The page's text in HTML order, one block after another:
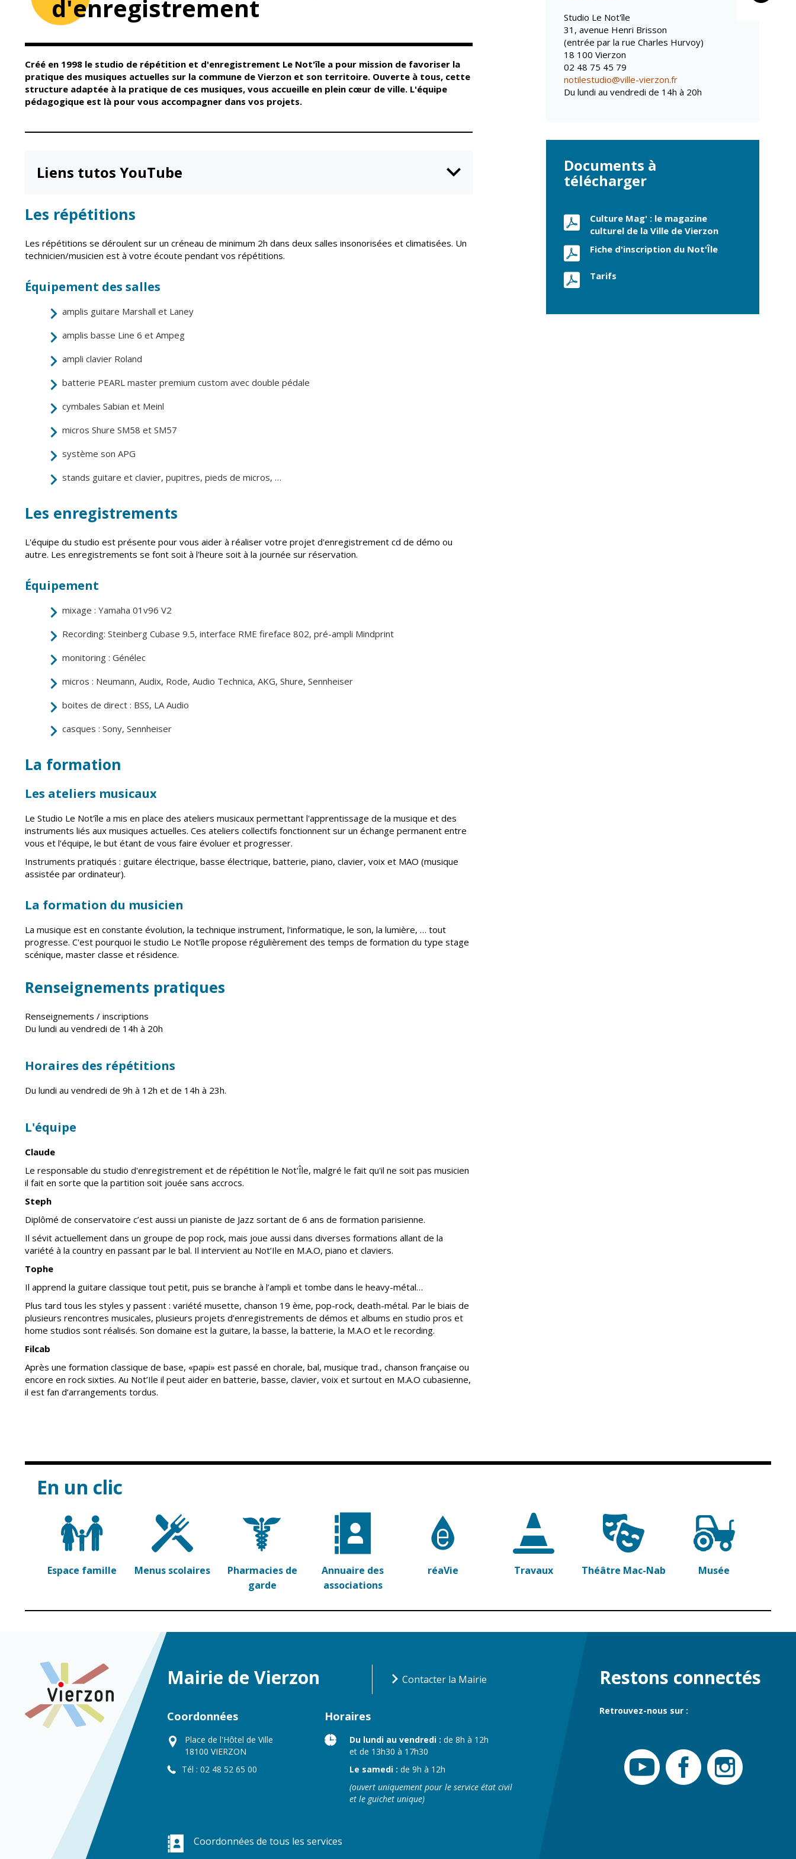
Conseil Municipal
Services de la Ville
Marchés publics
Cimetières
Titres d'identité
État civil
Élections
Publication des
Journal municipal
Agenda
Petite enfance
Multi-accueil
Scolarité
Établissements
scolaires
Espace jeunes
municipale
L'EHPAD
Autonomie
seniors
Santé
Contrat local de
Conservatoire
Ateliers arts
plastiques
Musée
Découvrir
Vierzon
Piscine Charles
Espaces verts
Réglementation
Transports
Tranquillité
Gare de Vierzon
Travaux
Refuge canin
Urbanisme et
Économie et
commerce
Réseau de chaleur
urbain
d'enfants
d'enregistrement
Créé en 1998 le studio de répétition et d'enregistrement Le Not'île a pour mission de favoriser la
pratique des musiques actuelles sur la commune de Vierzon et son territoire. Ouverte à tous, cette
structure adaptée à la pratique de ces musiques, vous accueille en plein cœur de ville. L'équipe
pédagogique est là pour vous accompagner dans vos projets.
Liens tutos YouTube
Les répétitions
Les répétitions se déroulent sur un créneau de minimum 2h dans deux salles insonorisées et climatisées. Un
technicien/musicien est à votre écoute pendant vos répétitions.
Équipement des salles
amplis guitare Marshall et Laney
amplis basse Line 6 et Ampeg
ampli clavier Roland
batterie PEARL master premium custom avec double pédale
cymbales Sabian et Meinl
micros Shure SM58 et SM57
système son APG
stands guitare et clavier, pupitres, pieds de micros, …
Les enregistrements
L'équipe du studio est présente pour vous aider à réaliser votre projet d'enregistrement cd de démo ou
autre. Les enregistrements se font soit à l'heure soit à la journée sur réservation.
Équipement
mixage : Yamaha 01v96 V2
Recording: Steinberg Cubase 9.5, interface RME fireface 802, pré-ampli Mindprint
monitoring : Génélec
micros : Neumann, Audix, Rode, Audio Technica, AKG, Shure, Sennheiser
boites de direct : BSS, LA Audio
casques : Sony, Sennheiser
La formation
Les ateliers musicaux
Le Studio Le Not'île a mis en place des ateliers musicaux permettant l'apprentissage de la musique et des
instruments liés aux musiques actuelles. Ces ateliers collectifs fonctionnent sur un échange permanent entre
vous et l'équipe, le but étant de vous faire évoluer et progresser.
Instruments pratiqués : guitare électrique, basse électrique, batterie, piano, clavier, voix et MAO (musique
assistée par ordinateur).
La formation du musicien
La musique est en constante évolution, la technique instrument, l'informatique, le son, la lumière, … tout
progresse. C'est pourquoi le studio Le Not'île propose régulièrement des temps de formation du type stage
scénique, master classe et résidence.
Renseignements pratiques
Renseignements / inscriptions
Du lundi au vendredi de 14h à 20h
Horaires des répétitions
Du lundi au vendredi de 9h à 12h et de 14h à 23h.
L'équipe
Claude
Le responsable du studio d'enregistrement et de répétition le Not'Île, malgré le fait qu'il ne soit pas musicien
il fait en sorte que la partition soit jouée sans accrocs.
Steph
Diplômé de conservatoire c’est aussi un pianiste de Jazz sortant de 6 ans de formation parisienne.
Il sévit actuellement dans un groupe de pop rock, mais joue aussi dans diverses formations allant de la
variété à la country en passant par le bal. Il intervient au Not’Ile en M.A.O, piano et claviers.
Tophe
Il apprend la guitare classique tout petit, puis se branche à l’ampli et tombe dans le heavy-métal…
Plus tard tous les styles y passent : variété musette, chanson 19 ème, pop-rock, death-métal. Par le biais de
plusieurs rencontres musicales, plusieurs projets d’enregistrements de démos et albums en studio pros et
home studios sont réalisés. Son domaine est la guitare, la basse, la batterie, la M.A.O et le recording.
Filcab
Après une formation classique de base, «papi» est passé en chorale, bal, musique trad., chanson française ou
encore en rock sixties. Au Not’Ile il peut aider en batterie, basse, clavier, voix et surtout en M.A.O cubasienne,
il est fan d’arrangements tordus.
Studio Le Not'île
31, avenue Henri Brisson
(entrée par la rue Charles Hurvoy)
18 100 Vierzon
02 48 75 45 79
notilestudio@ville-vierzon.fr
Du lundi au vendredi de 14h à 20h
Documents à
télécharger
Culture Mag' : le magazine
culturel de la Ville de Vierzon
Fiche d'inscription du Not'Île
Tarifs
En un clic
Espace famille Menus scolaires
Pharmacies de
garde
Annuaire des
associations
réaVie Travaux Théâtre Mac-Nab Musée
Mairie de Vierzon Contacter la Mairie
Coordonnées
Place de l'Hôtel de Ville
18100 VIERZON
Tél : 02 48 52 65 00
Horaires
Du lundi au vendredi : de 8h à 12h
et de 13h30 à 17h30
Le samedi : de 9h à 12h
(ouvert uniquement pour le service état civil
et le guichet unique)
Coordonnées de tous les services
Restons connectés
Retrouvez-nous sur :